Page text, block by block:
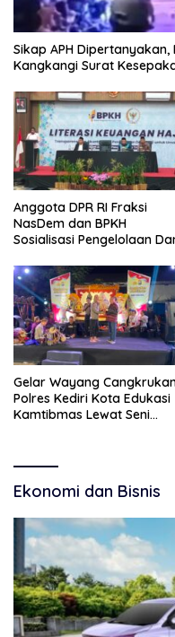
Sikap APH
Kangkangi Surat
Anggota DPR RI Fraksi
NasDem dan BPKH
Sosialisasi Pengelolaan
Gelar Wayang
Polres Kediri Kota Edukasi
Kamtibmas Lewat Seni
Ekonomi dan Bisnis